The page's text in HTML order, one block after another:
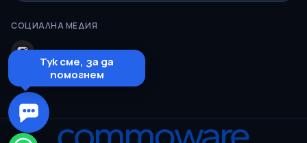
СОЦИАЛНА МЕДИЯ
Тук сме, за да
помогнем